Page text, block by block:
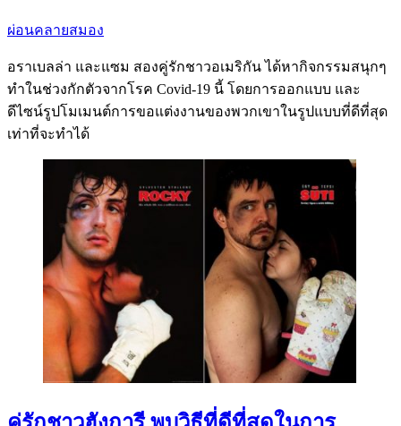
ผ่อนคลายสมอง
อราเบลล่า และแซม สองคู่รักชาวอเมริกัน ได้หากิจกรรมสนุกๆ
ทำในช่วงกักตัวจากโรค Covid-19 นี้ โดยการออกแบบ และ
ดีไซน์รูปโมเมนต์การขอแต่งงานของพวกเขาในรูปแบบที่ดีที่สุด
เท่าที่จะทำได้